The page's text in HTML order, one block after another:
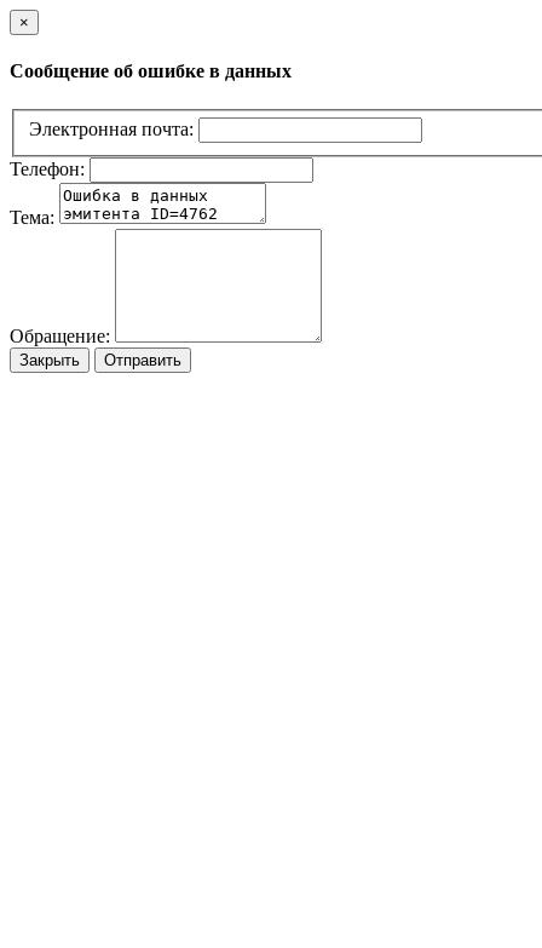
×
Сообщение об ошибке в данных
Электронная почта:
Телефон:
Тема:
Обращение:
Закрыть Отправить